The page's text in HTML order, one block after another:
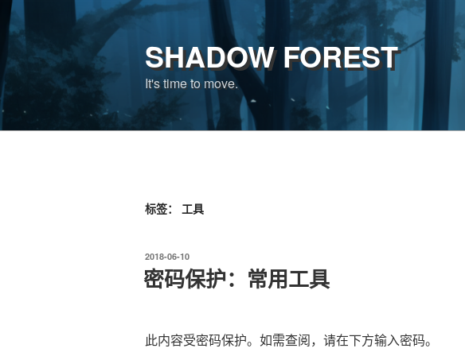
跳
至
容
SHADOW FOREST
It's time to move.
标签：工具
发
布
于
2018-06-10
密码保护：常用工具
此内容受密码保护。如需查阅，请在下方输入密码。